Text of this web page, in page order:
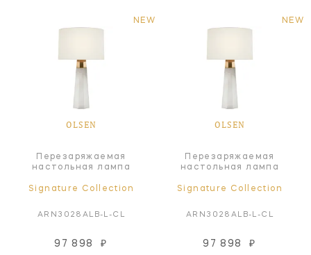
NEW
OLSEN
Перезаряжаемая
настольная лампа
Signature Collection
ARN3028ALB-L-CL
97 898 ₽
NEW
OLSEN
Перезаряжаемая
настольная лампа
Signature Collection
ARN3028ALB-L-CL
97 898 ₽